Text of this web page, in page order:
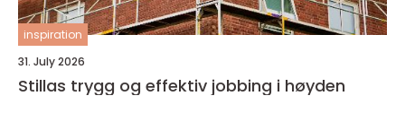
inspiration
31. July 2026
Stillas trygg og effektiv jobbing i høyden